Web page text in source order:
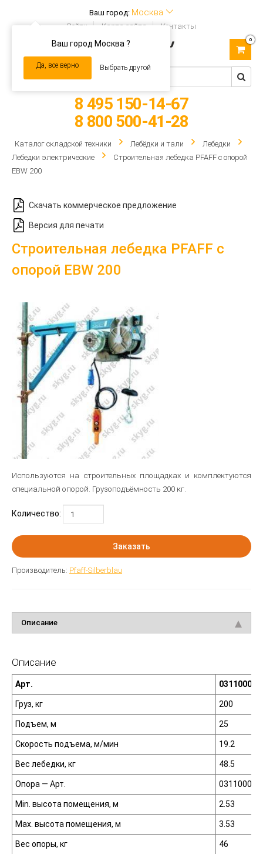
Ваш город: Москва
Ваш город Москва ?
Да, все верно Выбрать другой
Войти Карта сайта Контакты
navigation
0
8 495 150-14-67
8 800 500-41-28
Каталог складской техники Лебёдки и тали
Лебедки
Лебедки электрические
Строительная лебедка PFAFF с опорой
EBW 200
Скачать коммерческое предложение
Версия для печати
Строительная лебедка PFAFF с
опорой EBW 200
Используются на строительных площадках и комплектуются
специальной опорой. Грузоподъёмность 200 кг.
Количество:
Заказать
Производитель: Pfaff-Silberblau
Описание
Описание
Арт. 031100030
Груз, кг 200
Подъем, м 25
Скорость подъема, м/мин 19.2
Вес лебедки, кг 48.5
Опора — Арт. 031100031
Min. высота помещения, м 2.53
Max. высота помещения, м 3.53
Вес опоры, кг 46